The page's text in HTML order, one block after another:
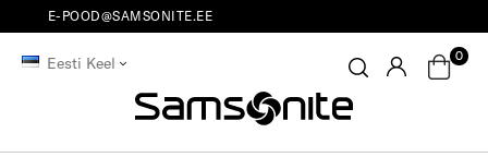
E-POOD@SAMSONITE.EE
Eesti Keel 0